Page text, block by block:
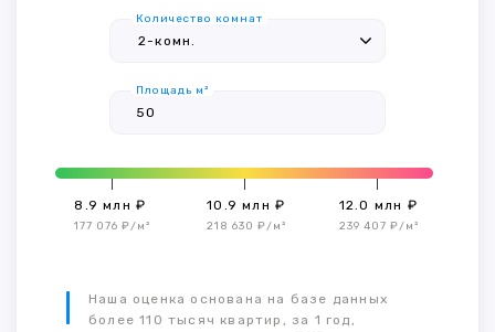
Количество комнат
Площадь м²
8.9 млн ₽
177 076 ₽/м²
10.9 млн ₽
218 630 ₽/м²
12.0 млн ₽
239 407 ₽/м²
Наша оценка основана на базе данных
более 110 тысяч квартир, за 1 год,